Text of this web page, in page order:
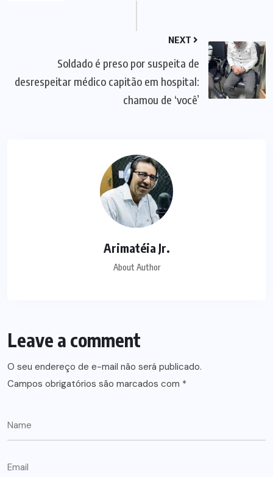
NEXT
Soldado é preso por suspeita de
desrespeitar médico capitão em hospital:
chamou de ‘você’
Arimatéia Jr.
About Author
Leave a comment
O seu endereço de e-mail não será publicado.
Campos obrigatórios são marcados com *